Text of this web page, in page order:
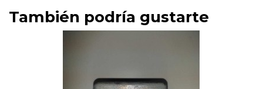
También podría gustarte